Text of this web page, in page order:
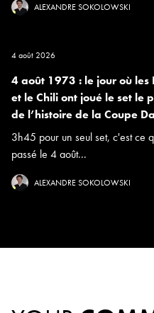
ALEXANDRE SOKOLOWSKI
4 août 2026
4 août 1973 : le jour où les
et le Chili ont joué le set le
de l’histoire de la Coupe
3h45 pour un seul set, c'est ce
passé le 4 août...
ALEXANDRE SOKOLOWSKI